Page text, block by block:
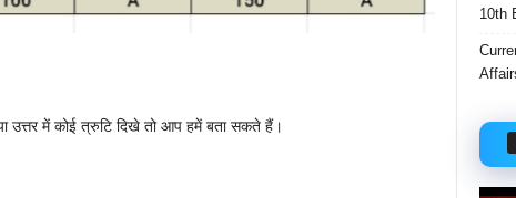
उत्तर में कोई त्रुटि दिखे तो आप हमें बता सकते हैं।
10th